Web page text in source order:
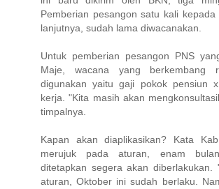
Pemberian pesangon satu kali kepada
lanjutnya, sudah lama diwacanakan.
Untuk pemberian pesangon PNS
Maje, wacana yang berkembang
digunakan yaitu gaji pokok pensiun
kerja. "Kita masih akan
timpalnya.
Kapan akan diaplikasikan? Kata
merujuk pada aturan, enam
ditetapkan segera akan diberlakukan.
aturan, Oktober ini sudah berlaku.